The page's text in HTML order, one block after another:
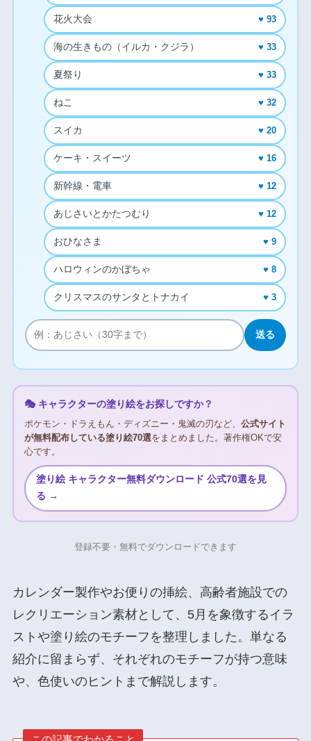
花火大会 ♥ 93
海の生きもの（イルカ・クジラ） ♥ 33
夏祭り ♥ 33
ねこ ♥ 32
スイカ ♥ 20
ケーキ・スイーツ ♥ 16
新幹線・電車 ♥ 12
あじさいとかたつむり ♥ 12
おひなさま ♥ 9
ハロウィンのかぼちゃ ♥ 8
クリスマスのサンタとトナカイ ♥ 3
送る
🎭 キャラクターの塗り絵をお探しですか？
ポケモン・ドラえもん・ディズニー・鬼滅の刃など、 公式サイト
が無料配布している塗り絵70選をまとめました。著作権OKで安
心です。
塗り絵 キャラクター無料ダウンロード 公式70選を見
る →
登録不要・無料でダウンロードできます
カレンダー製作やお便りの挿絵、高齢者施設での
レクリエーション素材として、5月を象徴するイラ
ストや塗り絵のモチーフを整理しました。単なる
紹介に留まらず、それぞれのモチーフが持つ意味
や、色使いのヒントまで解説します。